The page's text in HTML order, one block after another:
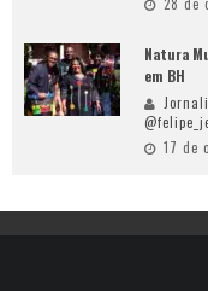
Natura
em BH
17 de